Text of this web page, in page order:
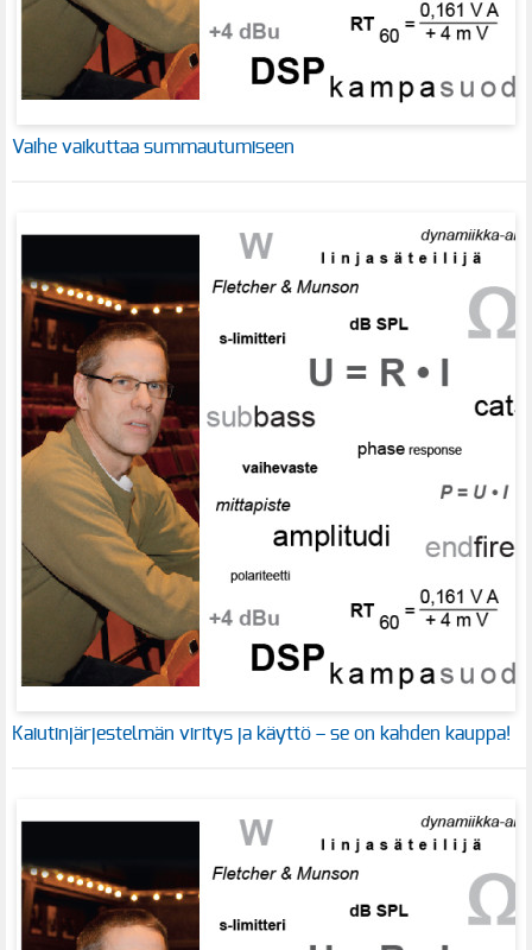
Vaihe vaikuttaa summautumiseen
Kaiutinjärjestelmän viritys ja käyttö – se on kahden kauppa!